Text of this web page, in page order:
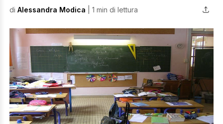
di Alessandra Modica | 1 min di lettura